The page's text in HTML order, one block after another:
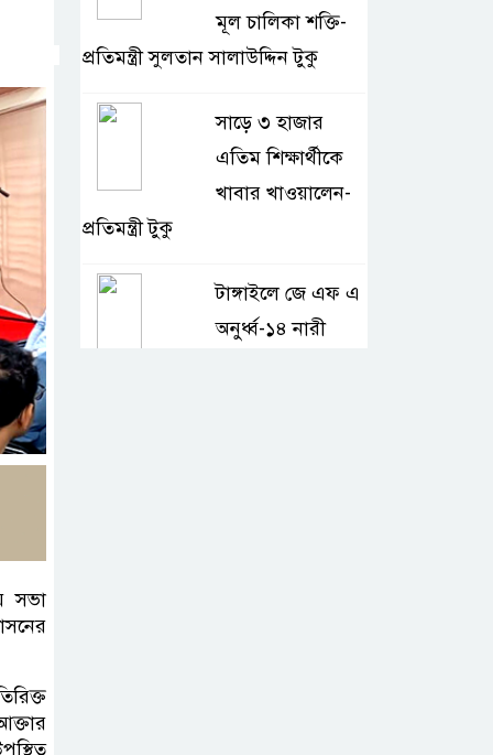
সভা
মূল চালিকা শক্তি-
প্রতিমন্ত্রী সুলতান সালাউদ্দিন টুকু
সাড়ে ৩ হাজার
এতিম শিক্ষার্থীকে
খাবার খাওয়ালেন-
প্রতিমন্ত্রী টুকু
টাঙ্গাইলে জে এফ এ
অনুর্ধ্ব-১৪ নারী